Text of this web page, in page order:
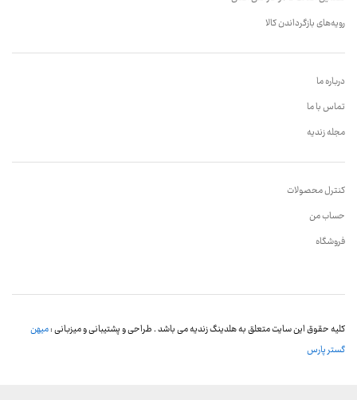
رویه‌های بازگرداندن کالا
درباره ما
تماس با ما
مجله زندیه
کنترل محصولات
حساب من
فروشگاه
کلیه حقوق این سایت متعلق به هلدینگ زندیه می باشد . طراحی و پشتیبانی و میزبانی :میهن
گستر پارس